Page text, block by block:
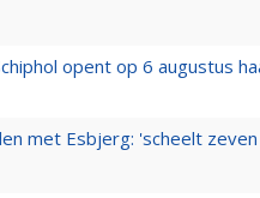
opent op 6 augustus
met Esbjerg: 'scheelt